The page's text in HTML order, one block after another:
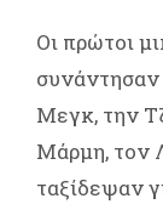
Οι πρώτοι
συνάντησαν
Μεγκ, την
Μάρμη, τον
ταξίδεψαν